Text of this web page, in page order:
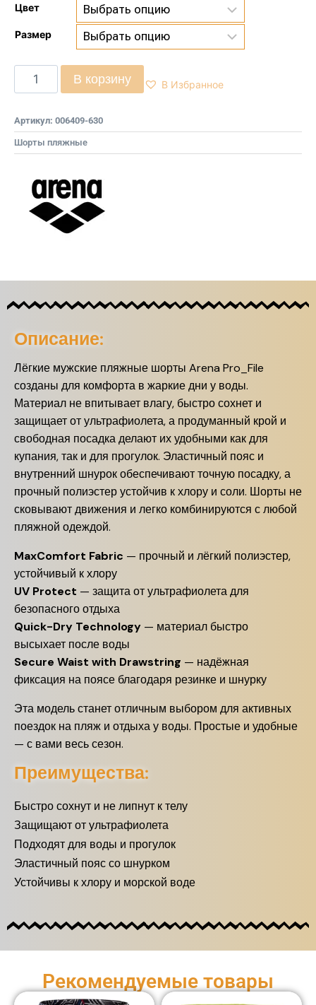
Цвет
Размер
В корзину В Избранное
Артикул: 006409-630
Шорты пляжные
Описание:
Лёгкие мужские пляжные шорты Arena Pro_File
созданы для комфорта в жаркие дни у воды.
Материал не впитывает влагу, быстро сохнет и
защищает от ультрафиолета, а продуманный крой и
свободная посадка делают их удобными как для
купания, так и для прогулок. Эластичный пояс и
внутренний шнурок обеспечивают точную посадку, а
прочный полиэстер устойчив к хлору и соли. Шорты не
сковывают движения и легко комбинируются с любой
пляжной одеждой.
MaxComfort Fabric — прочный и лёгкий полиэстер,
устойчивый к хлору
UV Protect — защита от ультрафиолета для
безопасного отдыха
Quick-Dry Technology — материал быстро
высыхает после воды
Secure Waist with Drawstring — надёжная
фиксация на поясе благодаря резинке и шнурку
Эта модель станет отличным выбором для активных
поездок на пляж и отдыха у воды. Простые и удобные
— с вами весь сезон.
Преимущества:
Быстро сохнут и не липнут к телу
Защищают от ультрафиолета
Подходят для воды и прогулок
Эластичный пояс со шнурком
Устойчивы к хлору и морской воде
Рекомендуемые товары